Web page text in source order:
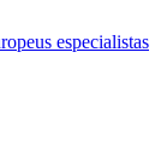
especialistas